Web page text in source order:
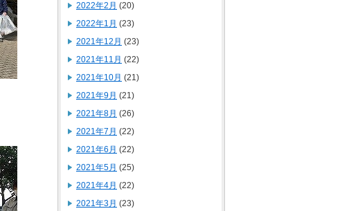
2022年2月 (20)
2022年1月 (23)
2021年12月 (23)
2021年11月 (22)
2021年10月 (21)
2021年9月 (21)
2021年8月 (26)
2021年7月 (22)
2021年6月 (22)
2021年5月 (25)
2021年4月 (22)
2021年3月 (23)